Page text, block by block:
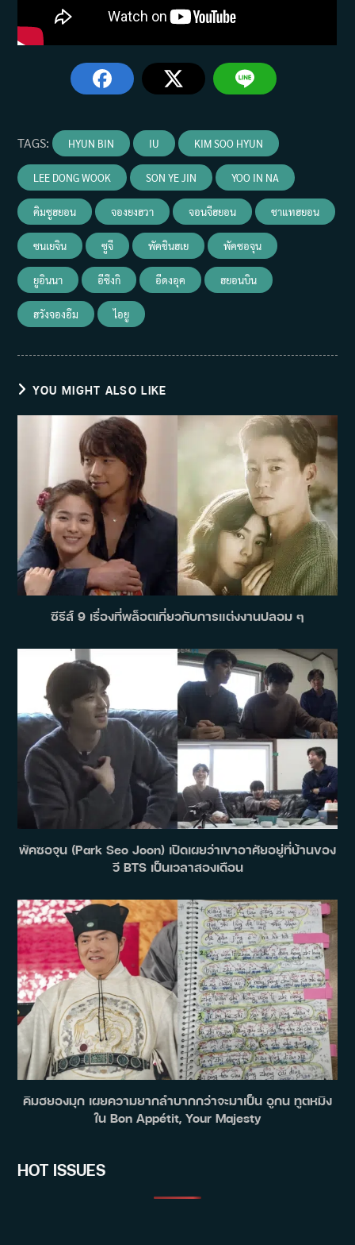
TAGS: HYUN BIN IU KIM SOO HYUN
LEE DONG WOOK SON YE JIN YOO IN NA
คิมซูฮยอน จองยงฮวา จอนจีฮยอน ชาแทฮยอน
ซนเยจิน ซูจี พัคชินฮเย พัคซอจุน
ยูอินนา อีซึงกิ อีดงอุค ฮยอนบิน
ฮวังจองอึม ไอยู
YOU MIGHT ALSO LIKE
ซีรีส์ 9 เรื่องที่พล็อตเกี่ยวกับการแต่งงานปลอม ๆ
พัคซอจุน (Park Seo Joon) เปิดเผยว่าเขาอาศัยอยู่ที่บ้านของ
วี BTS เป็นเวลาสองเดือน
คิมฮยองมุก เผยความยากลำบากกว่าจะมาเป็น อูกน ทูตหมิง
ใน Bon Appétit, Your Majesty
HOT ISSUES